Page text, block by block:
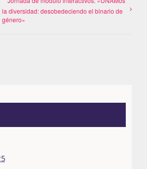
la diversidad: desobedeciendo el binario de
género»